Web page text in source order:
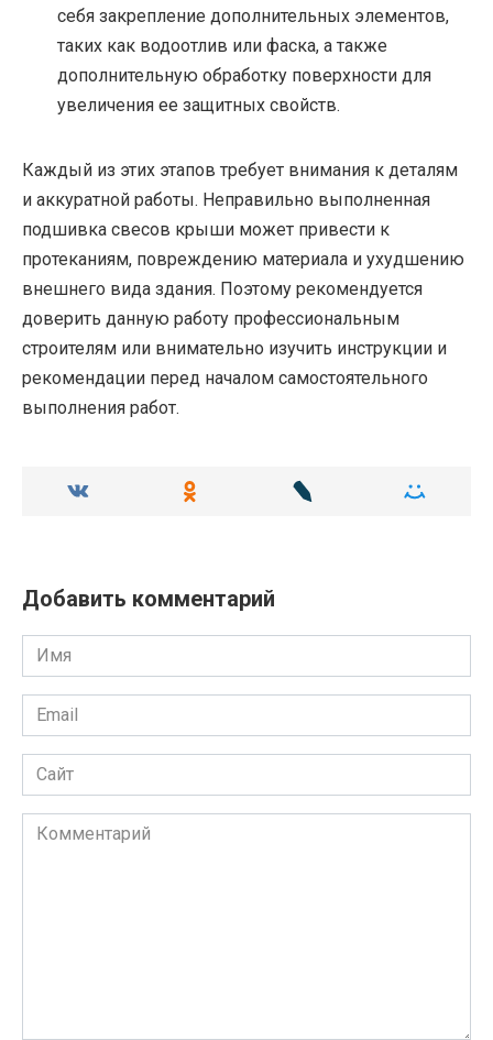
себя закрепление дополнительных элементов,
таких как водоотлив или фаска, а также
дополнительную обработку поверхности для
увеличения ее защитных свойств.
Каждый из этих этапов требует внимания к деталям
и аккуратной работы. Неправильно выполненная
подшивка свесов крыши может привести к
протеканиям, повреждению материала и ухудшению
внешнего вида здания. Поэтому рекомендуется
доверить данную работу профессиональным
строителям или внимательно изучить инструкции и
рекомендации перед началом самостоятельного
выполнения работ.
Добавить комментарий
Имя
Email
Сайт
Комментарий